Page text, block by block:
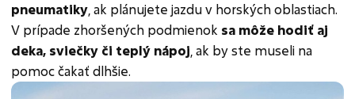
pneumatiky , ak plánujete jazdu v horských oblastiach.
V prípade zhoršených podmienok sa môže hodiť aj
deka, sviečky či teplý nápoj , ak by ste museli na
pomoc čakať dlhšie.